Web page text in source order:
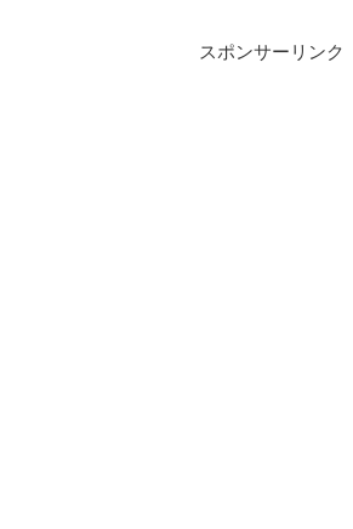
スポンサーリンク